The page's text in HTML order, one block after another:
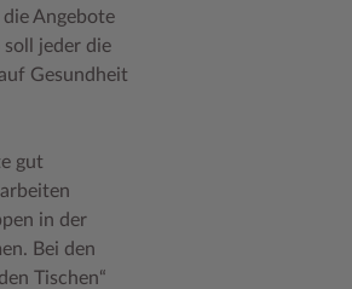
Gesundheit
Angebote
soll jeder die
Gesundheit
gut
in der
Bei den
Tischen“